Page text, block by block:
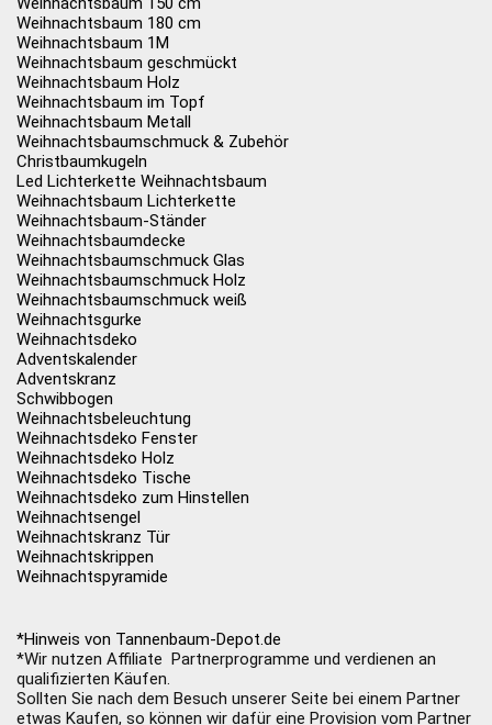
Weihnachtsbaum 180 cm
Weihnachtsbaum 1M
Weihnachtsbaum geschmückt
Weihnachtsbaum Holz
Weihnachtsbaum im Topf
Weihnachtsbaum Metall
Weihnachtsbaumschmuck & Zubehör
Christbaumkugeln
Led Lichterkette Weihnachtsbaum
Weihnachtsbaum Lichterkette
Weihnachtsbaum-Ständer
Weihnachtsbaumdecke
Weihnachtsbaumschmuck Glas
Weihnachtsbaumschmuck Holz
Weihnachtsbaumschmuck weiß
Weihnachtsgurke
Weihnachtsdeko
Adventskalender
Adventskranz
Schwibbogen
Weihnachtsbeleuchtung
Weihnachtsdeko Fenster
Weihnachtsdeko Holz
Weihnachtsdeko Tische
Weihnachtsdeko zum Hinstellen
Weihnachtsengel
Weihnachtskranz Tür
Weihnachtskrippen
Weihnachtspyramide
*Hinweis von Tannenbaum-Depot.de
*Wir nutzen Affiliate Partnerprogramme und verdienen an
qualifizierten Käufen.
Sollten Sie nach dem Besuch unserer Seite bei einem Partner
etwas Kaufen, so können wir dafür eine Provision vom Partner